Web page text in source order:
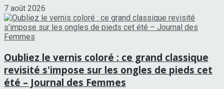
7 août 2026
Oubliez le vernis coloré : ce grand classique
revisité s'impose sur les ongles de pieds cet
été – Journal des Femmes